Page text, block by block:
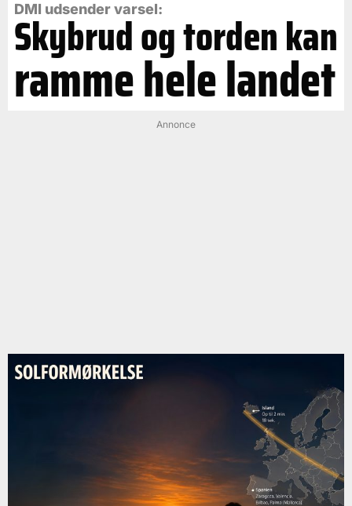
DMI udsender varsel:
Skybrud og torden kan
ramme hele landet
Annonce